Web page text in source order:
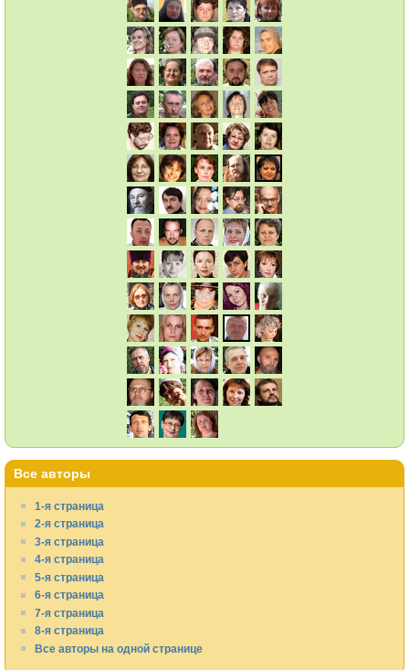
Все авторы
1-я страница
2-я страница
3-я страница
4-я страница
5-я страница
6-я страница
7-я страница
8-я страница
Все авторы на одной странице